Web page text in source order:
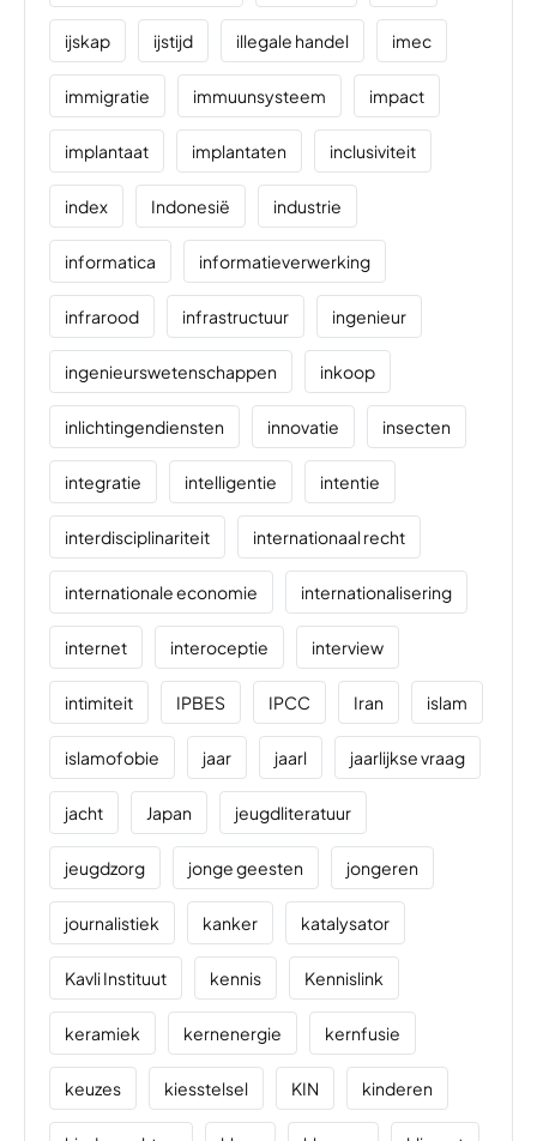
ijskap ijstijd illegale handel imec
immigratie immuunsysteem impact
implantaat implantaten inclusiviteit
index Indonesië industrie
informatica informatieverwerking
infrarood infrastructuur ingenieur
ingenieurswetenschappen inkoop
inlichtingendiensten innovatie insecten
integratie intelligentie intentie
interdisciplinariteit internationaal recht
internationale economie internationalisering
internet interoceptie interview
intimiteit IPBES IPCC Iran islam
islamofobie jaar jaarl jaarlijkse vraag
jacht Japan jeugdliteratuur
jeugdzorg jonge geesten jongeren
journalistiek kanker katalysator
Kavli Instituut kennis Kennislink
keramiek kernenergie kernfusie
keuzes kiesstelsel KIN kinderen